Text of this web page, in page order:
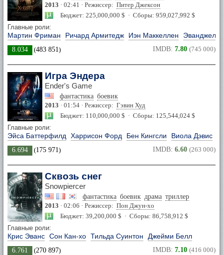
2013 · 02:41 · Режиссер: Питер Джексон
Бюджет: 225,000,000 $ · Сборы: 959,027,992 $
Главные роли:
Мартин Фриман Ричард Армитедж Иэн Маккеллен
8.034 (483 851) IMDB: 7.80 (745 000)
Игра Эндера
Ender's Game
фантастика боевик
2013 · 01:54 · Режиссер: Гэвин Худ
Бюджет: 110,000,000 $ · Сборы: 125,544,024 $
Главные роли:
Эйса Баттерфилд Харрисон Форд Бен Кингсли Виола Дэвис
6.694 (175 971) IMDB: 6.60 (263 000)
Сквозь снег
Snowpiercer
фантастика боевик драма триллер
2013 · 02:06 · Режиссер: Пон Джун-хо
Бюджет: 39,200,000 $ · Сборы: 86,758,912 $
Главные роли:
Крис Эванс Сон Кан-хо Тильда Суинтон Джейми Белл
6.761 (270 897) IMDB: 7.10 (416 000)